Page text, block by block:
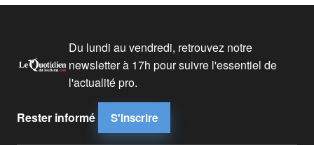
Du lundi au vendredi, retrouvez notre
newsletter à 17h pour suivre l'essentiel de
l'actualité pro.
Rester informé S'inscrire